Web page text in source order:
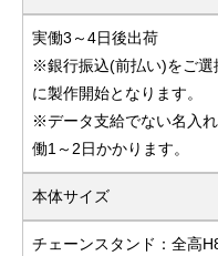
実働3～4日後出荷
※銀行振込(前払い)をご選
に製作開始となります。
※データ支給でない名入
働1～2日かかります。
本体サイズ
チェーンスタンド：全